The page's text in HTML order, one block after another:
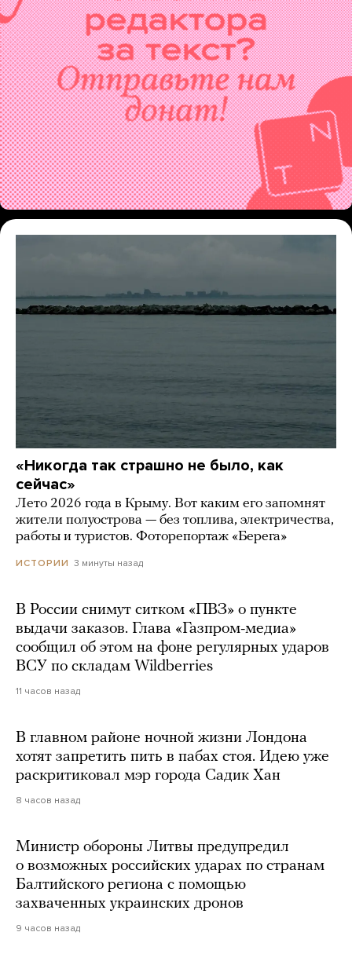
«Никогда так страшно не было, как
сейчас»
Лето 2026 года в Крыму. Вот каким его запомнят
жители полуострова — без топлива, электричества,
работы и туристов. Фоторепортаж «Берега»
ИСТОРИИ 3 минуты назад
В России снимут ситком «ПВЗ» о пункте
выдачи заказов. Глава «Газпром-медиа»
сообщил об этом на фоне регулярных ударов
ВСУ по складам Wildberries
11 часов назад
В главном районе ночной жизни Лондона
хотят запретить пить в пабах стоя. Идею уже
раскритиковал мэр города Садик Хан
8 часов назад
Министр обороны Литвы предупредил
о возможных российских ударах по странам
Балтийского региона с помощью
захваченных украинских дронов
9 часов назад